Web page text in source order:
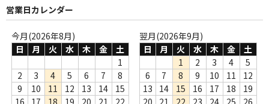
Webのみ no.2
Webのみ no.3
売り切れ
営業日カレンダー
今月(2026年8月)
日
月 火 水 木 金
土
1
2
3 4 5 6 7
8
9
10 11 12 13 14
15
翌月(2026年9月)
日
月 火 水 木 金
土
1
2 3 4
5
6
7 8 9 10 11
12
13
14 15 16 17 18
19